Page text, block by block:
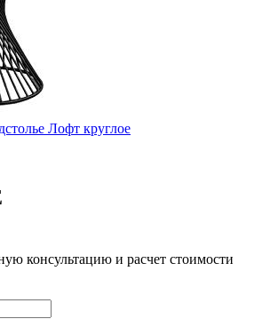
Лофт круглое
консультацию и расчет стоимости